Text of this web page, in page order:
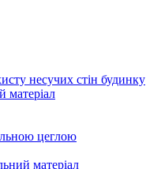
несучих стін будинку
матеріал
цеглою
матеріал